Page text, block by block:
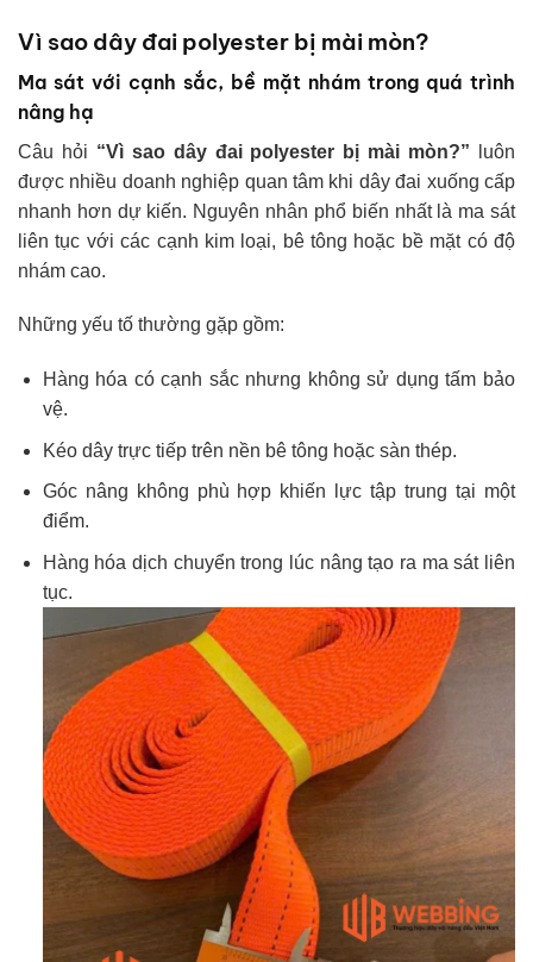
Vì sao dây đai polyester bị mài mòn?
Ma sát với cạnh sắc, bề mặt nhám trong quá trình
nâng hạ
Câu hỏi “Vì sao dây đai polyester bị mài mòn?” luôn
được nhiều doanh nghiệp quan tâm khi dây đai xuống cấp
nhanh hơn dự kiến. Nguyên nhân phổ biến nhất là ma sát
liên tục với các cạnh kim loại, bê tông hoặc bề mặt có độ
nhám cao.
Những yếu tố thường gặp gồm:
Hàng hóa có cạnh sắc nhưng không sử dụng tấm bảo
vệ.
Kéo dây trực tiếp trên nền bê tông hoặc sàn thép.
Góc nâng không phù hợp khiến lực tập trung tại một
điểm.
Hàng hóa dịch chuyển trong lúc nâng tạo ra ma sát liên
tục.